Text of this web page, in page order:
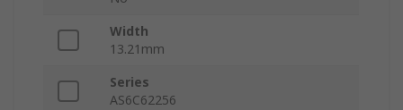
Width
13.21mm
Series
AS6C62256